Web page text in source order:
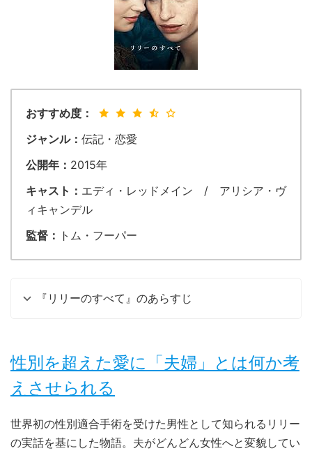
おすすめ度：
ジャンル： 伝記・恋愛
公開年： 2015年
キャスト： エディ・レッドメイン / アリシア・ヴ
ィキャンデル
監督： トム・フーパー
『リリーのすべて』のあらすじ
性別を超えた愛に「夫婦」とは何か考
えさせられる
世界初の性別適合手術を受けた男性として知られるリリー
の実話を基にした物語。夫がどんどん女性へと変貌してい